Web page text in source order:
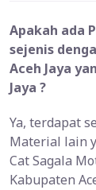
Apakah ada
sejenis
Aceh Jaya
Jaya ?
Ya, terdapat
Material lain
Cat Sagala
Kabupaten